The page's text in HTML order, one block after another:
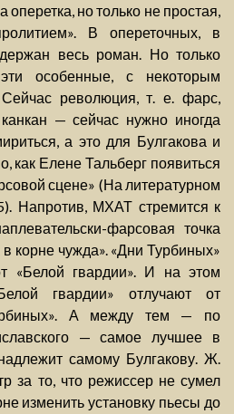
но только не простая,
В опереточных, в
весь роман. Но только
особенные, с некоторым
Сейчас революция, т. е. фарс,
— сейчас нужно иногда
а это для Булгакова и
как Елене Тальберг появиться
сцене» (На литературном
Напротив, МХАТ стремится к
фарсовая точка
корне чужда». «Дни Турбиных»
«Белой гвардии». И на этом
гвардии» отлучают от
А между тем — по
— самое лучшее в
самому Булгакову. Ж.
за то, что режиссер не сумел
изменить установку пьесы до